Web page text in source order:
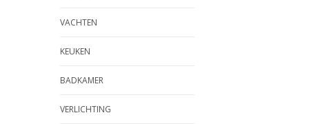
VACHTEN
KEUKEN
BADKAMER
VERLICHTING